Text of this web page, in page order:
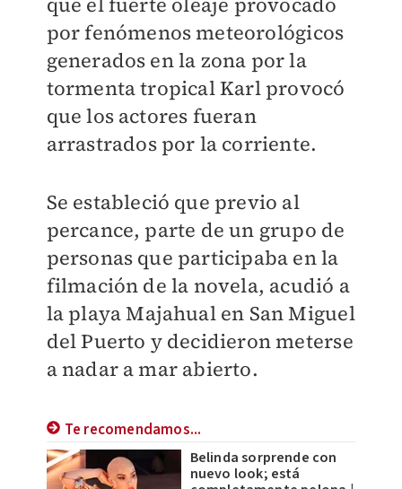
por fenómenos meteorológicos
generados en la zona por la
tormenta tropical Karl provocó
que los actores fueran
arrastrados por la corriente.
Se estableció que previo al
percance, parte de un grupo de
personas que participaba en la
filmación de la novela, acudió a
la playa Majahual en San Miguel
del Puerto y decidieron meterse
a nadar a mar abierto.
Te recomendamos...
Belinda sorprende con
nuevo look; está